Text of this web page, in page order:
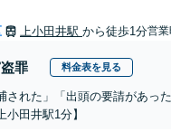
上小田井駅 から徒歩1分営業
罪 料金表を見る
された」「出頭の要請があ
小田井駅1分】